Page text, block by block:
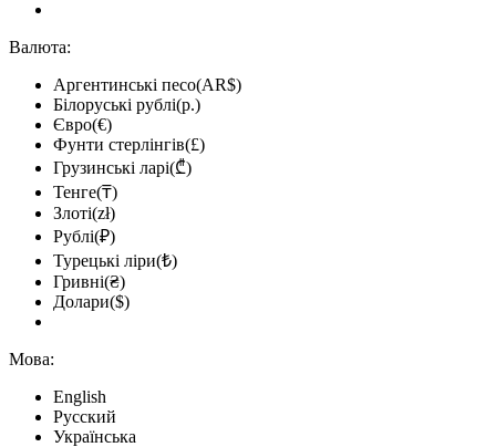
Валюта:
Аргентинські песо(AR$)
Білоруські рублі(р.)
Євро(€)
Фунти стерлінгів(£)
Грузинські ларі(₾)
Тенге(₸)
Злоті(zł)
Рублі(₽)
Турецькі ліри(₺)
Гривні(₴)
Долари($)
Мова:
English
Русский
Українська